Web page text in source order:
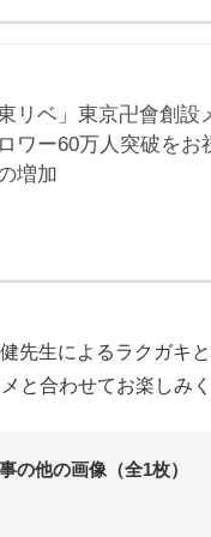
先生によるラクガキ
と合わせてお楽しみく
の他の画像（全1枚）